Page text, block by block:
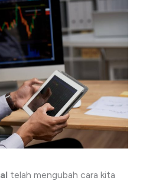
telah mengubah cara kita